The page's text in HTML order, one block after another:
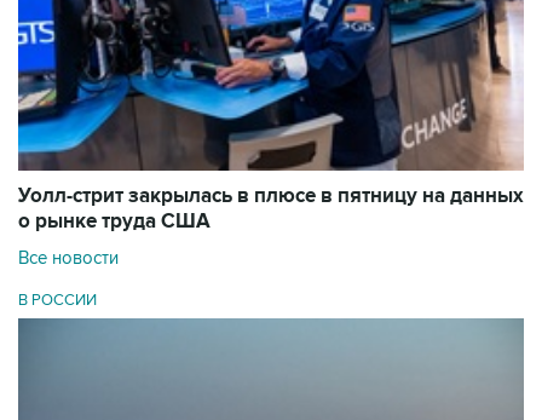
Уолл-стрит закрылась в плюсе в пятницу на данных
о рынке труда США
Все новости
В РОССИИ